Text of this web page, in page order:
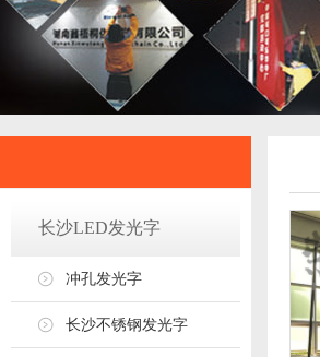
长沙LED发光字
冲孔发光字
长沙不锈钢发光字